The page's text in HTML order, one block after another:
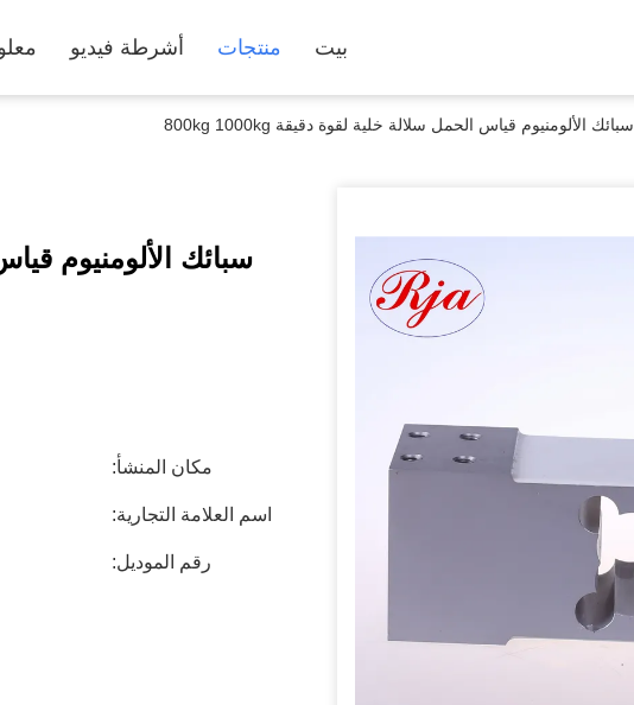
بيت منتجات أشرطة فيديو
سبائك الألومنيوم قياس الحمل سلالة خلية لقوة دقيقة 800kg 1000kg
مكان المنشأ:
اسم العلامة التجارية:
رقم الموديل: